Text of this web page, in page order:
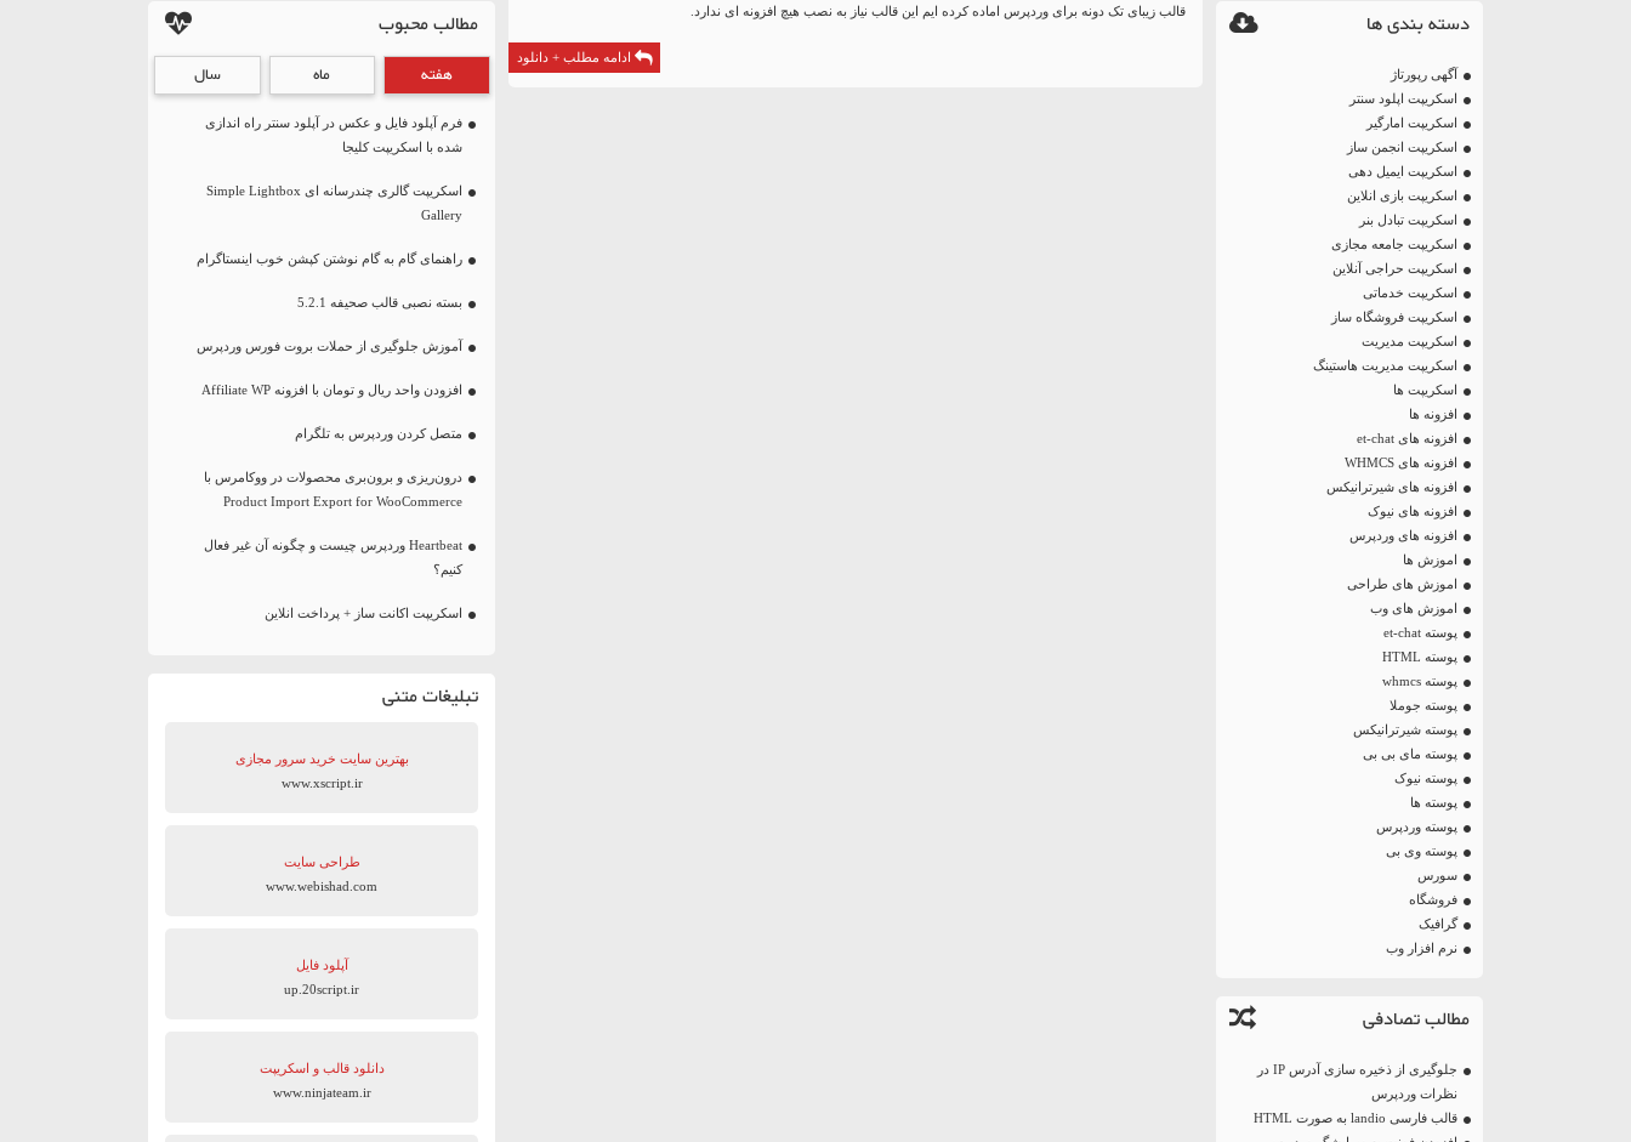
دسته بندی ها
آگهی رپورتاژ
اسکریپت اپلود سنتر
اسکریپت امارگیر
اسکریپت انجمن ساز
اسکریپت ایمیل دهی
اسکریپت بازی انلاین
اسکریپت تبادل بنر
اسکریپت جامعه مجازی
اسکریپت حراجی آنلاین
اسکریپت خدماتی
اسکریپت فروشگاه ساز
اسکریپت مدیریت
اسکریپت مدیریت هاستینگ
اسکریپت ها
افزونه ها
افزونه های et-chat
افزونه های WHMCS
افزونه های شیرترانیکس
افزونه های نیوک
افزونه های وردپرس
اموزش ها
اموزش های طراحی
اموزش های وب
پوسته et-chat
پوسته HTML
پوسته whmcs
پوسته جوملا
پوسته شیرترانیکس
پوسته مای بی بی
پوسته نیوک
پوسته ها
پوسته وردپرس
پوسته وی بی
سورس
فروشگاه
گرافیک
نرم افزار وب
مطالب تصادفی
جلوگیری از ذخیره سازی آدرس IP در
نظرات وردپرس
قالب فارسی landio به صورت HTML
قالب زیبای تک دونه برای وردپرس اماده کرده ایم این قالب نیاز به نصب هیچ افزونه ای ندارد.
ادامه مطلب + دانلود
مطالب محبوب
هفته ماه سال
فرم آپلود فایل و عکس در آپلود سنتر راه اندازی
شده با اسکریپت کلیجا
اسکریپت گالری چندرسانه ای Simple Lightbox
Gallery
راهنمای گام به گام نوشتن کپشن خوب اینستاگرام
بسته نصبی قالب صحیفه 5.2.1
آموزش جلوگیری از حملات بروت فورس وردپرس
افزودن واحد ریال و تومان با افزونه Affiliate WP
متصل کردن وردپرس به تلگرام
درون‌ریزی و برون‌بری محصولات در ووکامرس با
Product Import Export for WooCommerce
Heartbeat وردپرس چیست و چگونه آن غیر فعال
کنیم؟
اسکریپت اکانت ساز + پرداخت انلاین
تبلیغات متنی
بهترین سایت‌ خرید سرور مجازی
www.xscript.ir
طراحی سایت
www.webishad.com
آپلود فایل
up.20script.ir
دانلود قالب و اسکریپت
www.ninjateam.ir